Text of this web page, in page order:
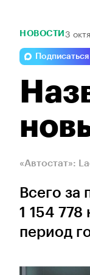
НОВОСТИ 3
«Автостат»:
Всего
1 154
период